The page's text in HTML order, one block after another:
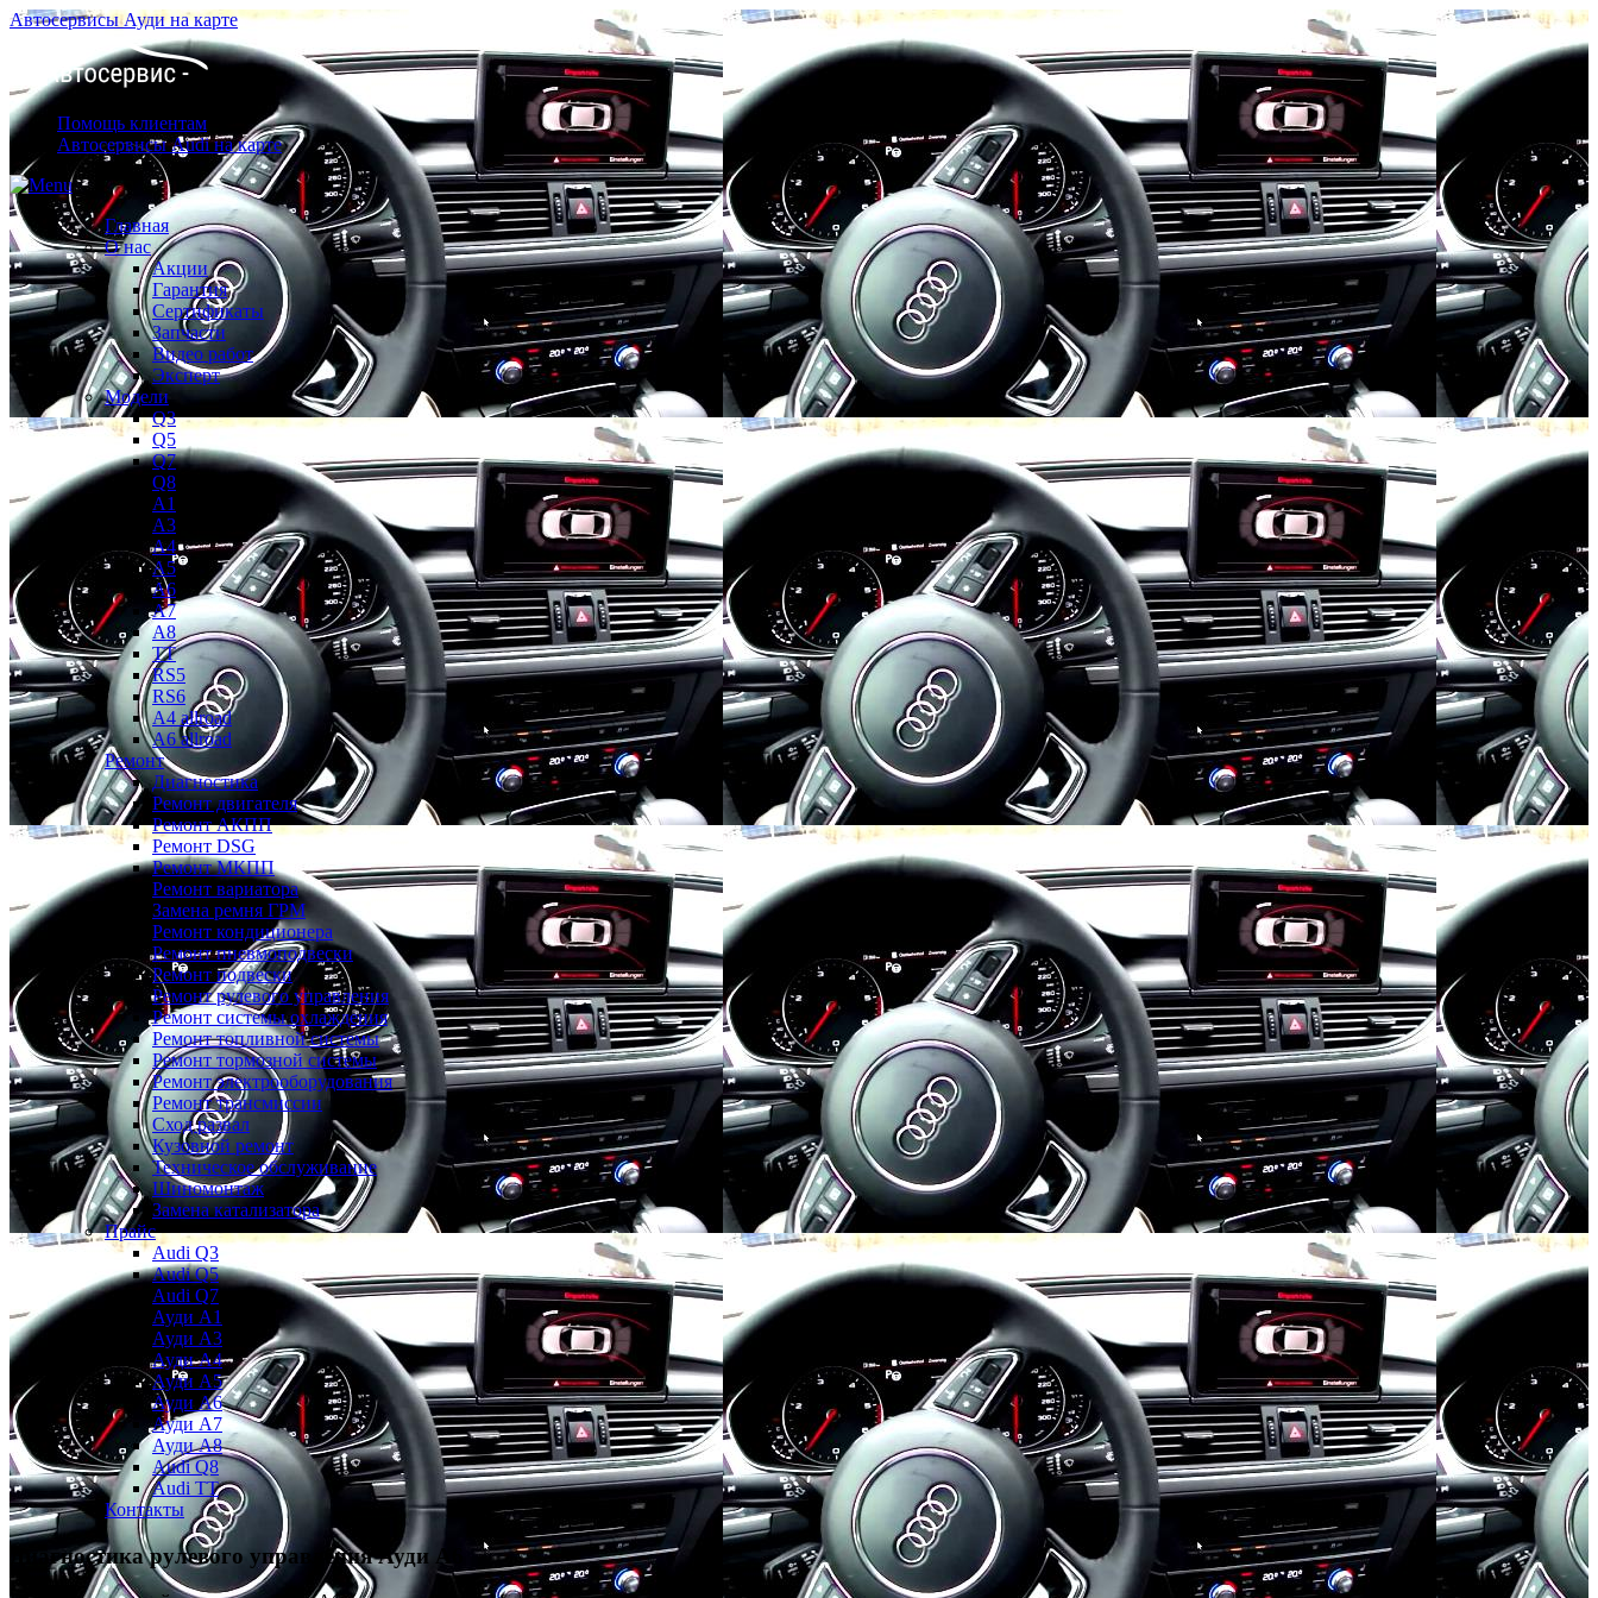
Автосервисы Ауди на карте
Помощь клиентам
Автосервисы Audi на карте
Главная
О нас
Акции
Гарантия
Сертификаты
Запчасти
Видео работ
Эксперт
Модели
Q3
Q5
Q7
Q8
A1
A3
A4
A5
A6
A7
A8
TT
RS5
RS6
A4 allroad
A6 allroad
Ремонт
Диагностика
Ремонт двигателя
Ремонт АКПП
Ремонт DSG
Ремонт МКПП
Ремонт вариатора
Замена ремня ГРМ
Ремонт кондиционера
Ремонт пневмоподвески
Ремонт подвески
Ремонт рулевого управления
Ремонт системы охлаждения
Ремонт топливной системы
Ремонт тормозной системы
Ремонт электрооборудования
Ремонт трансмиссии
Сход развал
Кузовной ремонт
Техническое обслуживание
Шиномонтаж
Замена катализатора
Прайс
Audi Q3
Audi Q5
Audi Q7
Ауди А1
Ауди А3
Ауди А4
Ауди A5
Ауди А6
Ауди А7
Ауди A8
Audi Q8
Audi TT
Контакты
Диагностика рулевого управленияАуди А6